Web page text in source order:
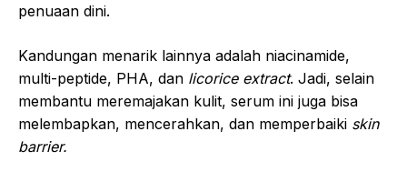
penuaan dini.
Kandungan menarik lainnya adalah niacinamide,
multi-peptide, PHA, dan licorice extract. Jadi, selain
membantu meremajakan kulit, serum ini juga bisa
melembapkan, mencerahkan, dan memperbaiki skin
barrier.